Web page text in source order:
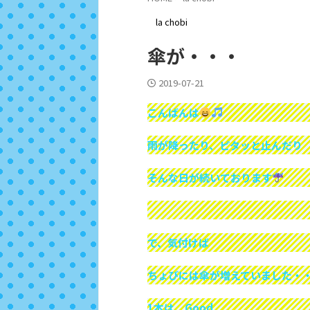
la chobi
傘が・・・
2019-07-21
こんばんは
雨が降ったり、ピタッと止んだり
そんな日が続いております
で、気付けば
ちょびには傘が増えていました・